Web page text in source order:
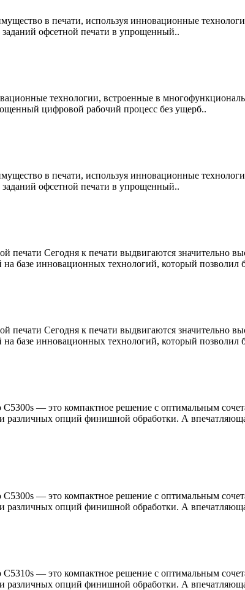
в печати, используя инновационные
офсетной печати в упрощенный..
технологии, встроенные в
цифровой рабочий процесс без ущерб..
в печати, используя инновационные
офсетной печати в упрощенный..
Сегодня к печати выдвигаются значительно
базе инновационных технологий, который позволил
Сегодня к печати выдвигаются значительно
базе инновационных технологий, который позволил
— это компактное решение с оптимальным
различных опций финишной обработки. А
— это компактное решение с оптимальным
различных опций финишной обработки. А
— это компактное решение с оптимальным
различных опций финишной обработки. А